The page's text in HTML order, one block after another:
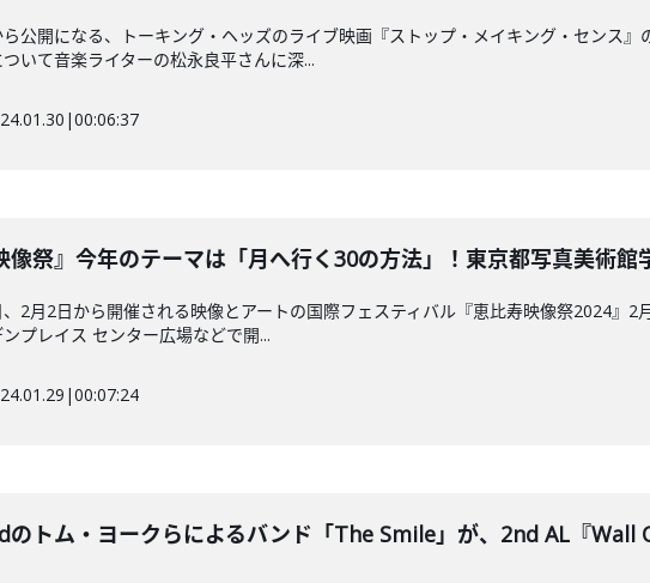
公開になる、トーキング・ヘッズのライブ映画『ストップ・メイキング・センス
いて音楽ライターの松永良平さんに深...
|00:06:37
像祭』今年のテーマは「月へ行く30の方法」！東京都写真美術
2月2日から開催される映像とアートの国際フェスティバル『恵比寿映像祭2024』2
プレイス センター広場などで開...
|00:07:24
のトム・ヨークらによるバンド「The Smile」が、2nd AL『